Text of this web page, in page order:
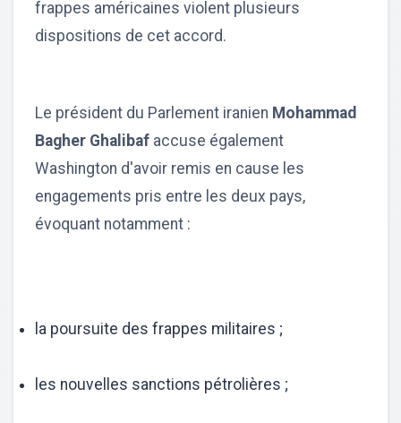
frappes américaines violent plusieurs
dispositions de cet accord.
Le président du Parlement iranien Mohammad
Bagher Ghalibaf accuse également
Washington d'avoir remis en cause les
engagements pris entre les deux pays,
évoquant notamment :
la poursuite des frappes militaires ;
les nouvelles sanctions pétrolières ;